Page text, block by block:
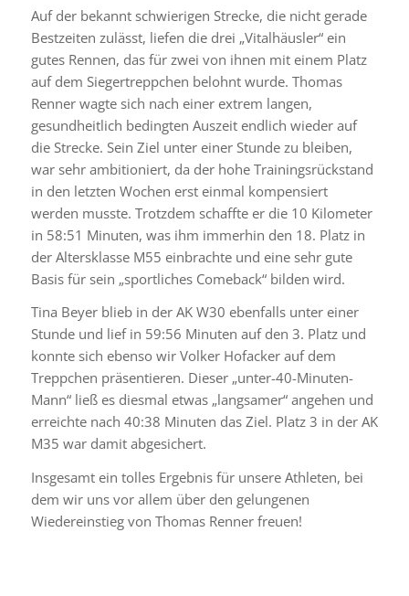
Auf der bekannt schwierigen Strecke, die nicht gerade
Bestzeiten zulässt, liefen die drei „Vitalhäusler“ ein
gutes Rennen, das für zwei von ihnen mit einem Platz
auf dem Siegertreppchen belohnt wurde. Thomas
Renner wagte sich nach einer extrem langen,
gesundheitlich bedingten Auszeit endlich wieder auf
die Strecke. Sein Ziel unter einer Stunde zu bleiben,
war sehr ambitioniert, da der hohe Trainingsrückstand
in den letzten Wochen erst einmal kompensiert
werden musste. Trotzdem schaffte er die 10 Kilometer
in 58:51 Minuten, was ihm immerhin den 18. Platz in
der Altersklasse M55 einbrachte und eine sehr gute
Basis für sein „sportliches Comeback“ bilden wird.
Tina Beyer blieb in der AK W30 ebenfalls unter einer
Stunde und lief in 59:56 Minuten auf den 3. Platz und
konnte sich ebenso wir Volker Hofacker auf dem
Treppchen präsentieren. Dieser „unter-40-Minuten-
Mann“ ließ es diesmal etwas „langsamer“ angehen und
erreichte nach 40:38 Minuten das Ziel. Platz 3 in der AK
M35 war damit abgesichert.
Insgesamt ein tolles Ergebnis für unsere Athleten, bei
dem wir uns vor allem über den gelungenen
Wiedereinstieg von Thomas Renner freuen!